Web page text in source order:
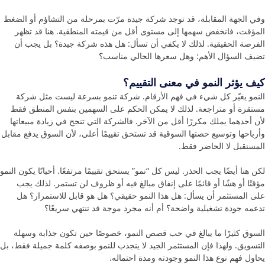
وفي الجهة المقابلة، قد توجد شركة جيدة مرّت بمرحلة من التشاؤم أو الضغط
المؤقت، فانخفض سهمها إلى مستوى أقل من قيمته المنطقية. هنا قد تظهر
الفرصة الحقيقية. لذلك لا يكفي أن تسأل: هل هذه شركة جيدة؟ بل يجب أن
تضيف السؤال الأهم: وهل سعرها الحالي مناسب؟
كيف يؤثر النمو في معنى التقييم؟
النمو يغيّر كل شيء في فهم الأرقام. شركة تنمو بسرعة ليست مثل شركة
مستقرة أو متراجعة. لذلك لا يمكن الحكم على السهمين بنفس المنطق فقط
لأن أحدهما يملك مكررًا أقل من الآخر. فالشركة التي تنجح في زيادة مبيعاتها
وأرباحها وتوسيع حصتها السوقية قد تستحق تقييمًا أعلى، لأن السوق يدفع مقابل
المستقبل لا الحاضر فقط.
لكن هنا أيضًا يجب الحذر. ليس كل “نمو” يستحق تقييمًا مرتفعًا. أحيانًا يكون النمو
مؤقتًا أو هشًا أو قائمًا على إنفاق مبالغ فيه أو ظروف لن تستمر. لذلك يجب
على المستثمر أن يسأل: هل هذا النمو حقيقي؟ هل هو قابل للاستمرار؟ هل
تدعمه جودة تشغيلية واضحة؟ أم أنه مجرد موجة قد تنتهي سريعًا؟
السوق كثيرًا ما يبالغ في حب قصص النمو، خصوصًا حين تكون جذابة وسهلة
التسويق. ولهذا فإن المستثمر الجيد لا ينجذب للنمو بوصفه كلمة جميلة فقط، بل
يحاول فهم نوع هذا النمو وجودته ومدة احتماله.